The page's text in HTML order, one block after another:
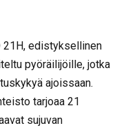
21H, edistyksellinen
pyöräilijöille, jotka
ajoissaan.
tarjoaa 21
sujuvan